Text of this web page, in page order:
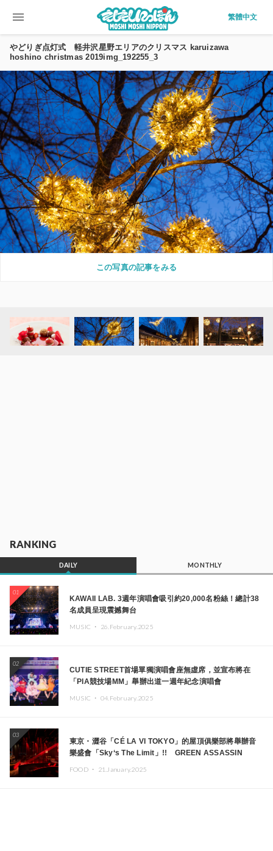
menu 繁體中文
やどりぎ点灯式 軽井沢星野エリアのクリスマス karuizawa
hoshino christmas 2019img_192255_3
この写真の記事をみる
RANKING
DAILY MONTHLY
01
KAWAII LAB. 3週年演唱會吸引約20,000名粉絲！總計38
名成員呈現震撼舞台
MUSIC ・ 26.February.2025
02
CUTIE STREET首場單獨演唱會座無虛席，並宣布將在
「PIA競技場MM」舉辦出道一週年紀念演唱會
MUSIC ・ 04.February.2025
03
東京・澀谷「CÉ LA VI TOKYO」的屋頂俱樂部將舉辦音
樂盛會「Sky‘s The Limit」!! GREEN ASSASSIN
本頂尖DJ及創作者齊聚一堂
FOOD ・ 21.January.2025